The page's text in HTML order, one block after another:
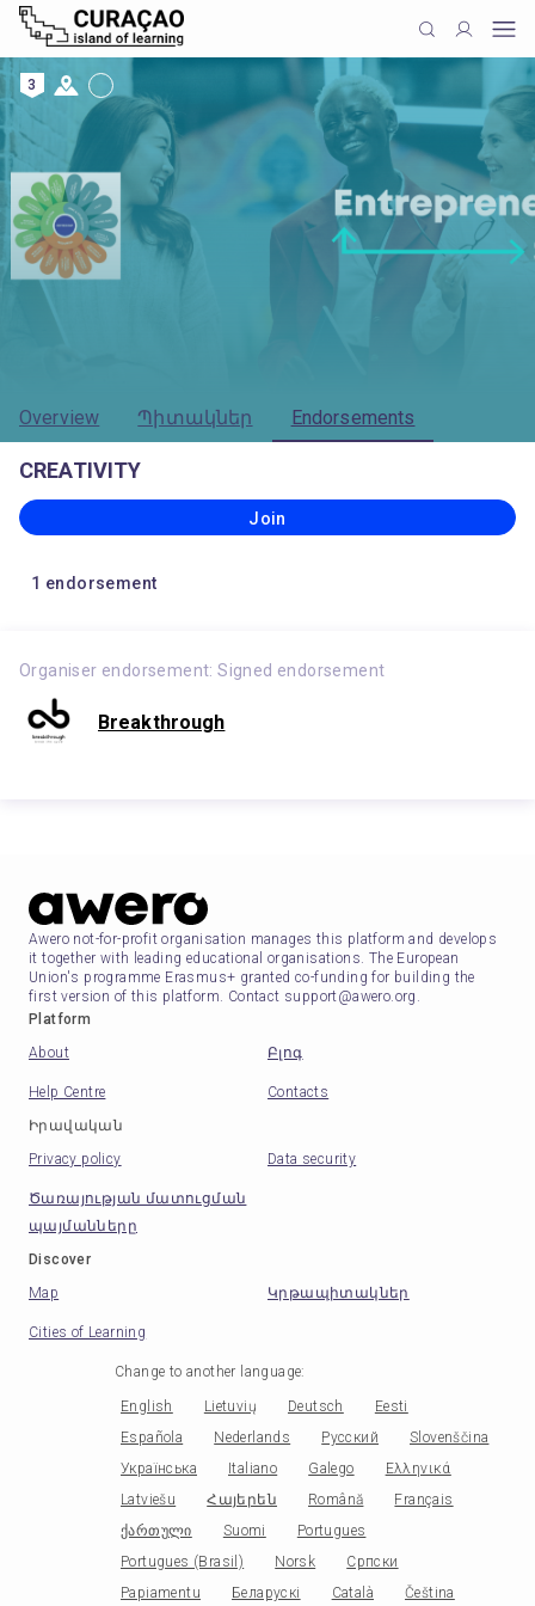
3
Overview Պիտակներ Endorsements
CREATIVITY
Join
1 endorsement
Organiser endorsement:Signed endorsement
Breakthrough
Awero not-for-profit organisation manages this platform and develops
it together with leading educational organisations. The European
Union's programme Erasmus+ granted co-funding for building the
first version of this platform. Contact support@awero.org.
Platform
About
Բլոգ
Help Centre
Contacts
Իրավական
Privacy policy
Data security
Ծառայության մատուցման
պայմանները
Discover
Map
Կրթապիտակներ
Cities of Learning
Change to another language:
English Lietuvių Deutsch
Eesti
Española
Nederlands Русский
Slovenščina
Українська
Italiano Galego
Ελληνικά
Latviešu
Հայերեն Română
Français
ქართული
Suomi
Portugues
Portugues (Brasil)
Norsk
Српски
Papiamentu
Беларускі Català Čeština